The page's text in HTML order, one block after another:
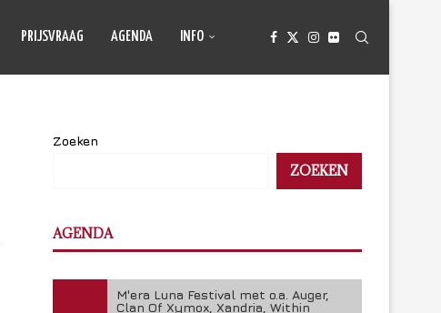
PRIJSVRAAG AGENDA INFO
Zoeken
ZOEKEN
AGENDA
M'era Luna Festival met o.a. Auger,
Clan Of Xymox, Xandria, Within